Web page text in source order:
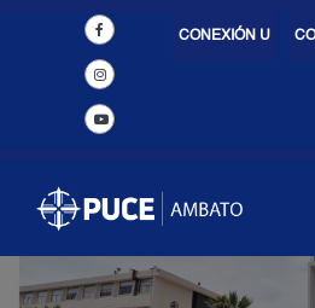
CONEXIÓN U